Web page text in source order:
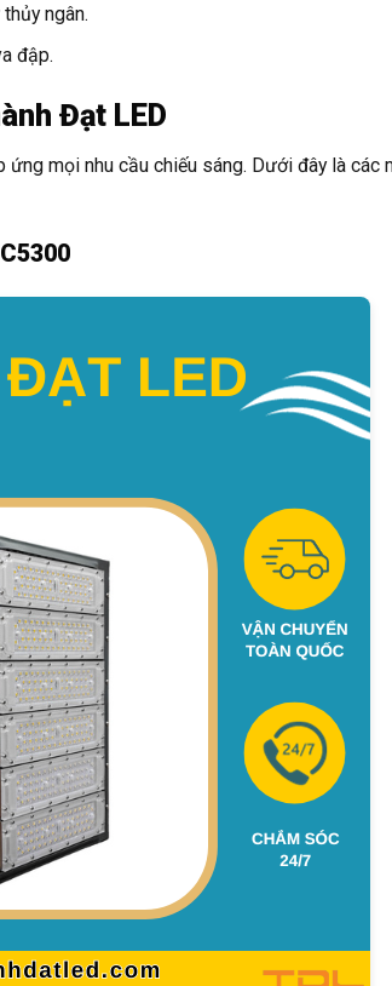
ngân.
đập.
Đạt LED
mọi nhu cầu chiếu sáng. Dưới đây là các